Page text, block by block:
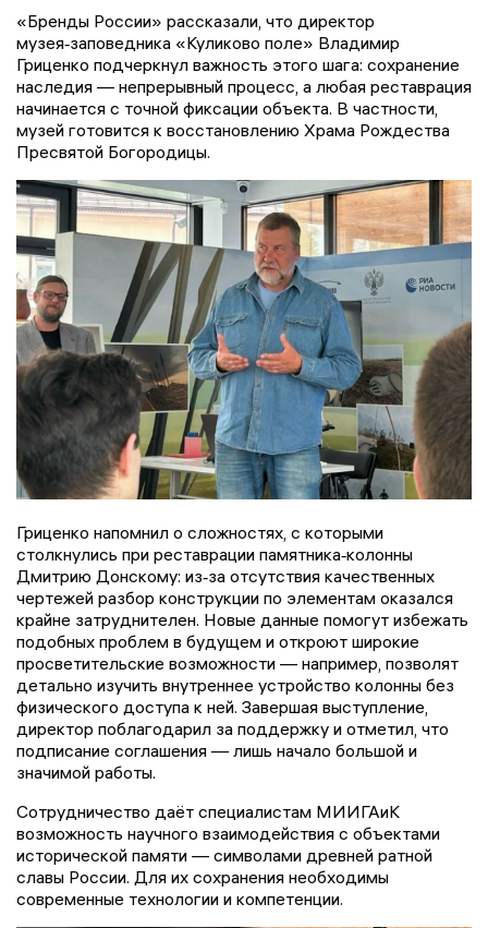
«Бренды России» рассказали, что директор
музея‑заповедника «Куликово поле» Владимир
Гриценко подчеркнул важность этого шага: сохранение
наследия — непрерывный процесс, а любая реставрация
начинается с точной фиксации объекта. В частности,
музей готовится к восстановлению Храма Рождества
Пресвятой Богородицы.
Гриценко напомнил о сложностях, с которыми
столкнулись при реставрации памятника‑колонны
Дмитрию Донскому: из‑за отсутствия качественных
чертежей разбор конструкции по элементам оказался
крайне затруднителен. Новые данные помогут избежать
подобных проблем в будущем и откроют широкие
просветительские возможности — например, позволят
детально изучить внутреннее устройство колонны без
физического доступа к ней. Завершая выступление,
директор поблагодарил за поддержку и отметил, что
подписание соглашения — лишь начало большой и
значимой работы.
Сотрудничество даёт специалистам МИИГАиК
возможность научного взаимодействия с объектами
исторической памяти — символами древней ратной
славы России. Для их сохранения необходимы
современные технологии и компетенции.